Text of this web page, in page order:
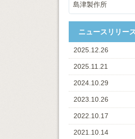
島津製作所
ニュースリリー
2025.12.26
2025.11.21
2024.10.29
2023.10.26
2022.10.17
2021.10.14